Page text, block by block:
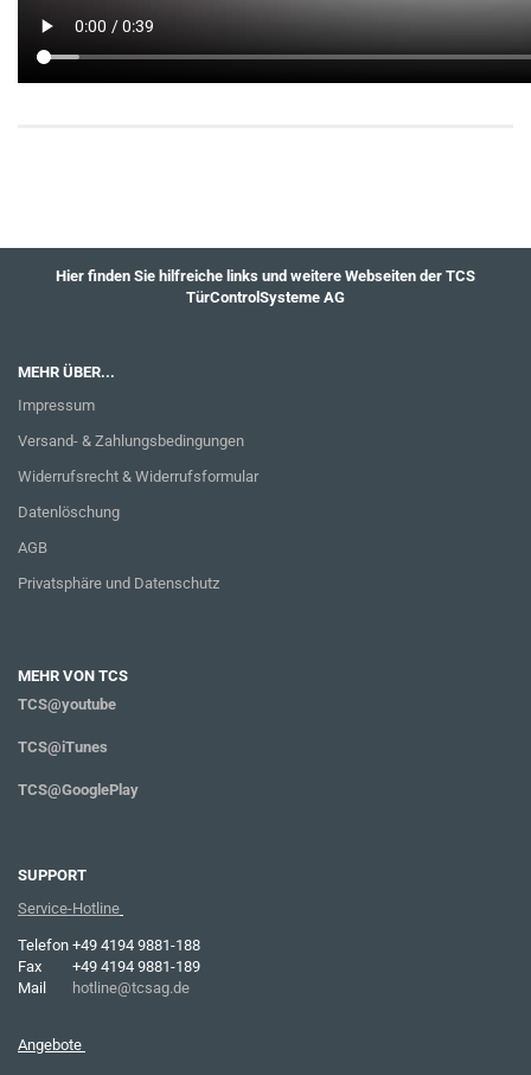
Hier finden Sie hilfreiche links und weitere Webseiten der TCS
TürControlSysteme AG
MEHR ÜBER...
Impressum
Versand- & Zahlungsbedingungen
Widerrufsrecht & Widerrufsformular
Datenlöschung
AGB
Privatsphäre und Datenschutz
MEHR VON TCS
TCS@youtube
TCS@iTunes
TCS@GooglePlay
SUPPORT
Service-Hotline
Telefon +49 4194 9881-188
Fax
+49 4194 9881-189
Mail
hotline@tcsag.de
Angebote